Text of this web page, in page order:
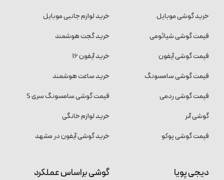
خرید گوشی موبایل
قیمت گوشی شیائومی
قیمت گوشی آیفون
قیمت گوشی سامسونگ
قیمت گوشی ردمی
گوشی آنر
قیمت گوشی پوکو
خرید لوازم جانبی موبایل
خرید گجت هوشمند
خرید آیفون 16
خرید ساعت هوشمند
قیمت گوشی سامسونگ سری S
خرید لوازم خانگی
خرید گوشی آیفون در مشهد
دیجی پویا گوشی براساس عملکرد